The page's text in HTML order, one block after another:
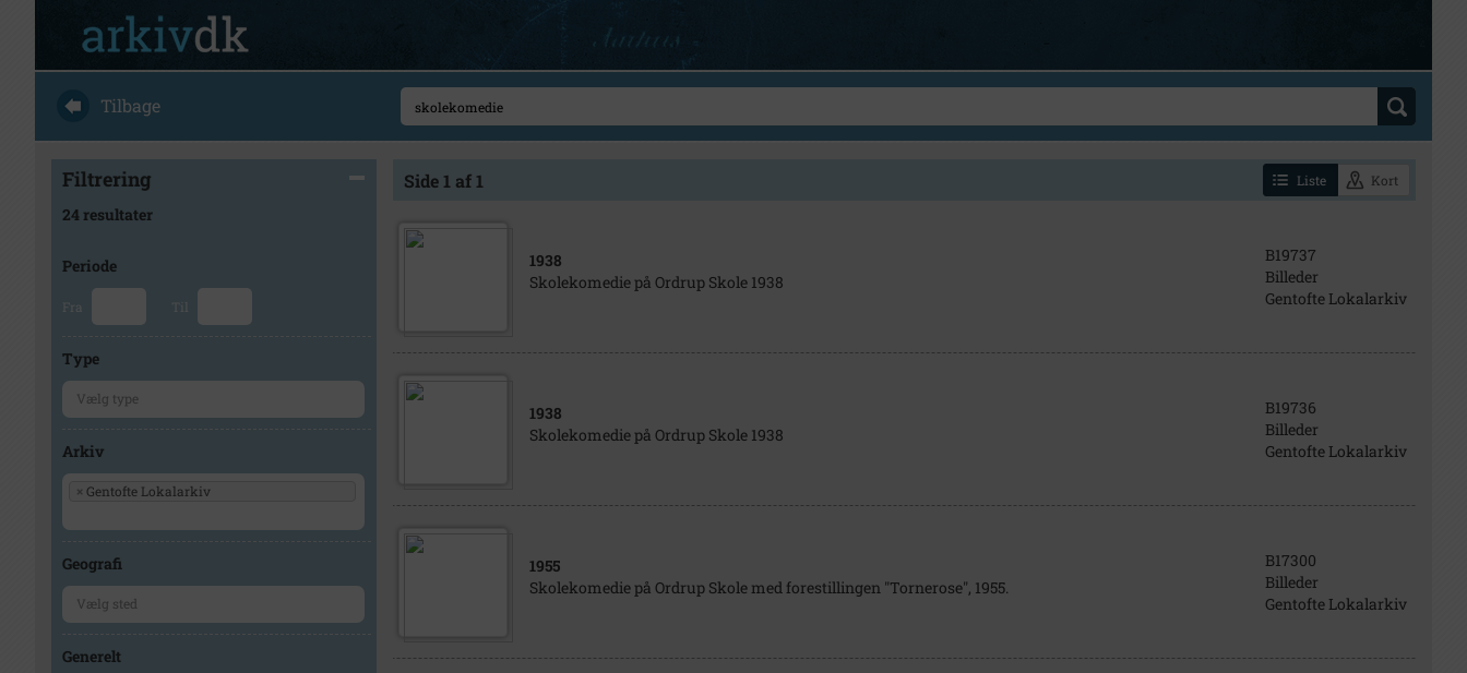
Tilbage
Filtrering
24 resultater
Periode
Fra Til
Type
Arkiv
× Gentofte Lokalarkiv
Geografi
Generelt
Side 1 af 1 Liste Kort
1938
Skolekomedie på Ordrup Skole 1938
B19737
Billeder
Gentofte Lokalarkiv
1938
Skolekomedie på Ordrup Skole 1938
B19736
Billeder
Gentofte Lokalarkiv
1955
Skolekomedie på Ordrup Skole med forestillingen "Tornerose", 1955.
B17300
Billeder
Gentofte Lokalarkiv